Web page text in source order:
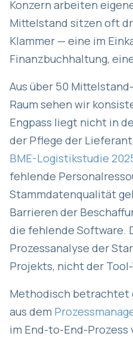
Konzern arbeiten
Mittelstand sitzen oft
Klammer — eine im
Finanzbuchhaltung,
Aus über 50
Raum sehen wir
Engpass liegt nicht in
der Pflege der
BME-Logistikstudie
fehlende
Stammdatenqualität
Barrieren der
die fehlende Software.
Prozessanalyse der
Projekts, nicht der
Methodisch betrachtet
aus dem
im End-to-End-Prozess